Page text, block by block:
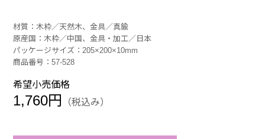
材質：木枠／天然木、金具／真鍮
原産国：木枠／中国、金具・加工／日本
パッケージサイズ：205×200×10mm
商品番号：57-528
希望小売価格
1,760円 （税込み）